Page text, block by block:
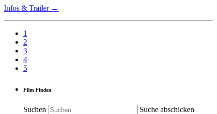
Infos & Trailer →
1
2
3
4
5
Film Finden
Suchen Suche abschicken